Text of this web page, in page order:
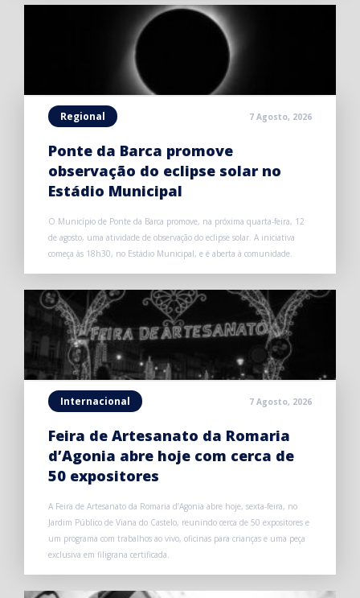
Regional 7 Agosto, 2026
Ponte da Barca promove
observação do eclipse solar no
Estádio Municipal
O Município de Ponte da Barca promove, na próxima quarta-feira, 12
de agosto, uma atividade de observação do eclipse solar. A iniciativa
começa às 18h30, no Estádio Municipal, e é aberta à comunidade.
Internacional 7 Agosto, 2026
Feira de Artesanato da Romaria
d’Agonia abre hoje com cerca de
50 expositores
A Feira de Artesanato da Romaria d’Agonia abre hoje, sexta-feira, no
Jardim Público de Viana do Castelo, reunindo cerca de 50 expositores e
um programa com trabalhos ao vivo, oficinas para crianças e uma peça
exclusiva em filigrana certificada.